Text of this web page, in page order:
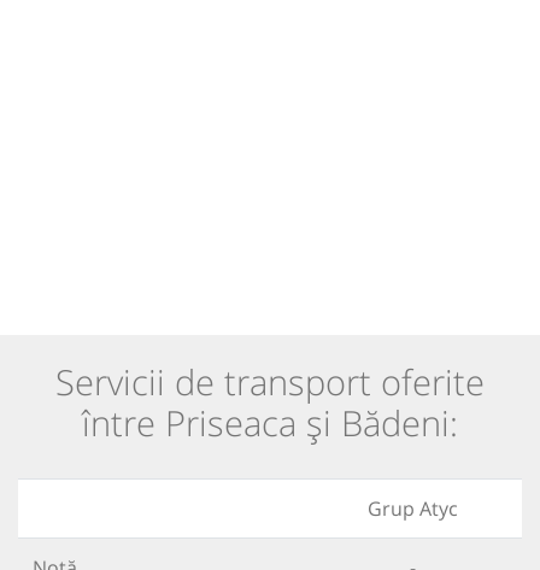
Servicii de transport oferite
între Priseaca și Bădeni:
Grup Atyc